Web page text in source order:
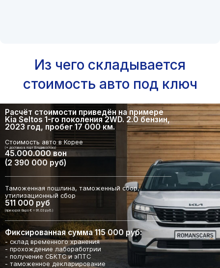
Из чего складывается
стоимость авто под ключ
Расчёт стоимости приведён на примере
Kia Seltos 1-го поколения 2WD. 2.0 бензин,
2023 год, пробег 17 000 км.
Стоимость авто в Корее
(+ доставка в порт Владивостока)
45.000.000 вон
(2 390 000 руб)
Таможенная пошлина, таможенный сбор,
утилизационный сбор
511 000 руб
(при курсе Евро € = 91.03 руб.)
Фиксированная сумма 115 000 руб:
- склад временного хранения
- прохождение лабоработрии
- получение СБКТС и эПТС
- таможенное декларирование